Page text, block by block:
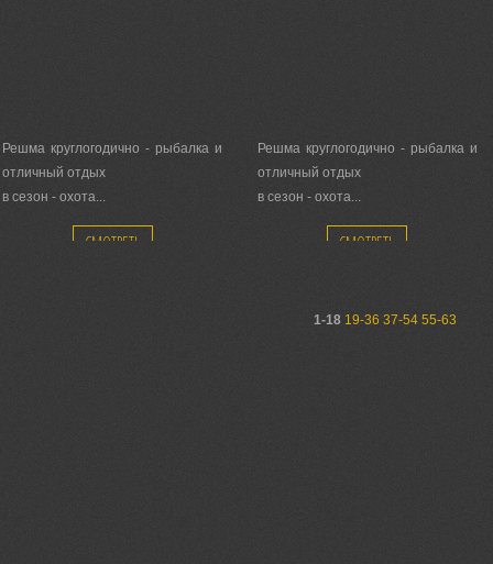
Решма круглогодично - рыбалка и
отличный отдых
в сезон - охота...
СМОТРЕТЬ
Решма круглогодично - рыбалка и
отличный отдых
в сезон - охота...
СМОТРЕТЬ
1-18 19-36 37-54 55-63